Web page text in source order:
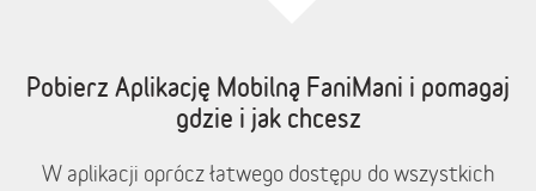
Pobierz Aplikację Mobilną FaniMani i pomagaj
gdzie i jak chcesz
W aplikacji oprócz łatwego dostępu do wszystkich